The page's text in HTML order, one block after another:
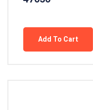
Add To Cart